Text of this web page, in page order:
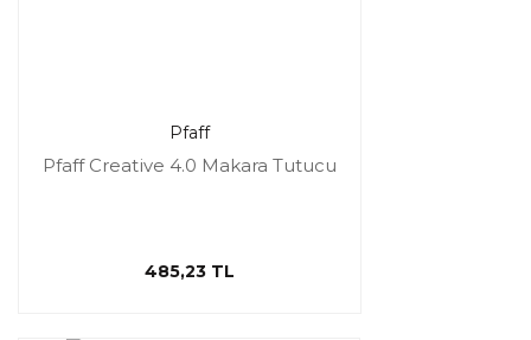
Pfaff
Pfaff Creative 4.0 Makara Tutucu
485,23 TL